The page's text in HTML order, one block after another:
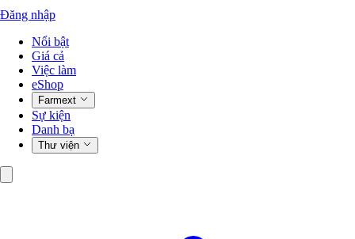
Đăng nhập
Nổi bật
Giá cả
Việc làm
eShop
Farmext
Sự kiện
Danh bạ
Thư viện